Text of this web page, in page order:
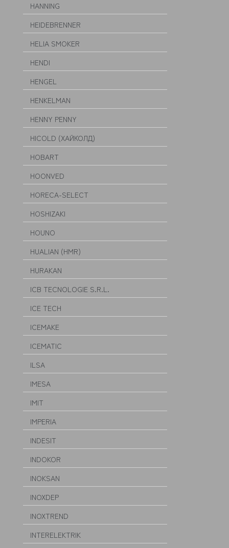
HANNING
HEIDEBRENNER
HELIA SMOKER
HENDI
HENGEL
HENKELMAN
HENNY PENNY
HICOLD (ХАЙКОЛД)
HOBART
HOONVED
HORECA-SELECT
HOSHIZAKI
HOUNO
HUALIAN (HMR)
HURAKAN
ICB TECNOLOGIE S.R.L.
ICE TECH
ICEMAKE
ICEMATIC
ILSA
IMESA
IMIT
IMPERIA
INDESIT
INDOKOR
INOKSAN
INOXDEP
INOXTREND
INTERELEKTRIK